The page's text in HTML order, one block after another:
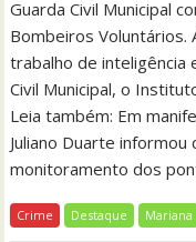
Guarda Civil Municipal
Bombeiros Voluntários.
trabalho de inteligência
Civil Municipal, o
Leia também: Em
Juliano Duarte
monitoramento dos
Crime Destaque Mariana